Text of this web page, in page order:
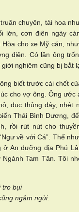
chuyên, tài hoa
lớn, cơn điên ngày
Hòa cho xe Mỹ cán,
điên. Có lần ông
nghiêm cũng bị bắt
biết trước cái chết
cho vợ ông. Ông ước
đục thủng đáy, nhét
Thái Bình Dương,
rồi rút nút cho
về với Cá”. Thế
ở An dưỡng địa Phú
Tam Tân. Tôi
tro bụi
ngậm ngùi.